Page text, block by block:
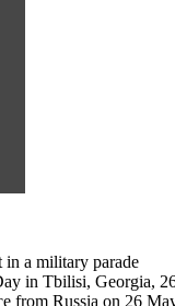
in a military parade
in Tbilisi, Georgia,
from Russia on 26